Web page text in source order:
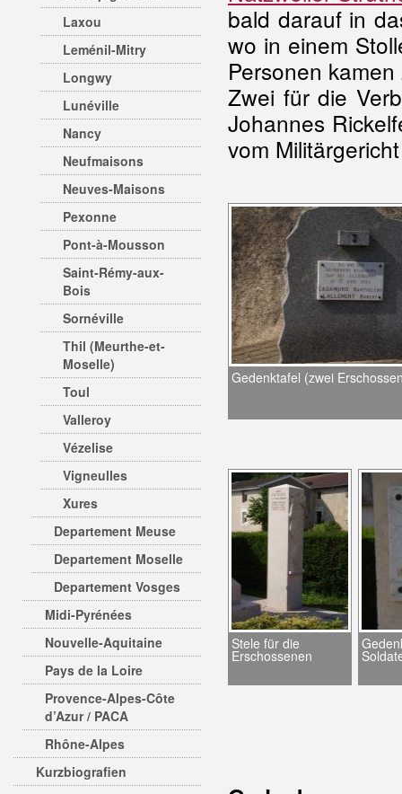
Laxou
Leménil-Mitry
Longwy
Lunéville
Nancy
Neufmaisons
Neuves-Maisons
Pexonne
Pont-à-Mousson
Saint-Rémy-aux-
Bois
Sornéville
Thil (Meurthe-et-
Moselle)
Toul
Valleroy
Vézelise
Vigneulles
Xures
Departement Meuse
Departement Moselle
Departement Vosges
Midi-Pyrénées
Nouvelle-Aquitaine
Pays de la Loire
Provence-Alpes-Côte
d’Azur / PACA
Rhône-Alpes
Kurzbiografien
bald darauf in
wo in einem
Personen
Zwei für die
Johannes
vom
Gedenktafel (zwei
Stele für die
Erschossenen